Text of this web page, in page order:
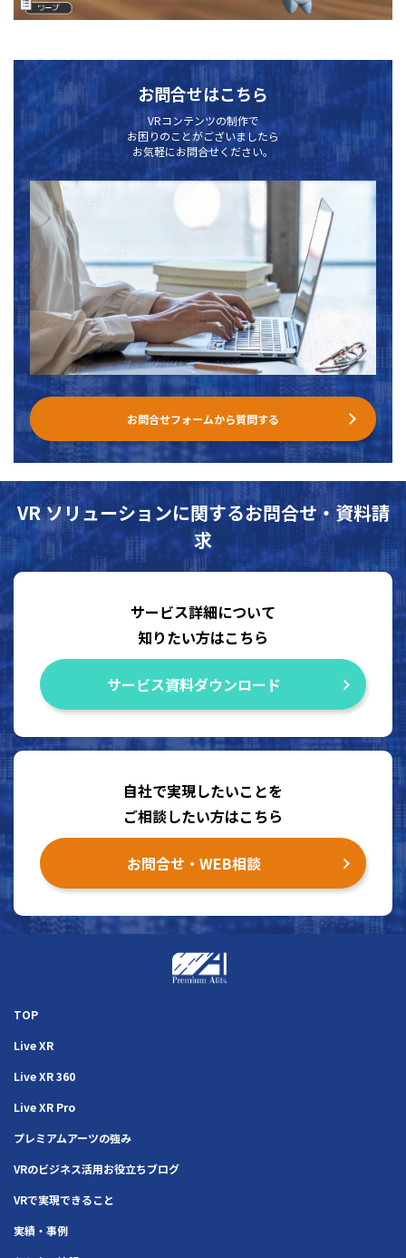
お問合せはこちら
VRコンテンツの制作で
お困りのことがございましたら
お気軽にお問合せください。
お問合せフォームから質問する
VR ソリューションに関するお問合せ・資料請
求
サービス詳細について
知りたい方はこちら
サービス資料ダウンロード
自社で実現したいことを
ご相談したい方はこちら
お問合せ・WEB相談
TOP
Live XR
Live XR 360
Live XR Pro
プレミアムアーツの強み
VRのビジネス活用お役立ちブログ
VRで実現できること
実績・事例